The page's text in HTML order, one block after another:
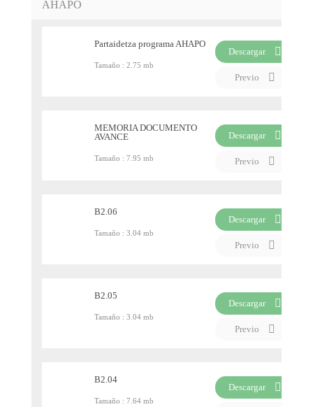
AHAPO
Partaidetza programa AHAPO
Tamaño : 2.75 mb
Descargar
Previo
MEMORIA DOCUMENTO
AVANCE
Tamaño : 7.95 mb
Descargar
Previo
B2.06
Tamaño : 3.04 mb
Descargar
Previo
B2.05
Tamaño : 3.04 mb
Descargar
Previo
B2.04
Tamaño : 7.64 mb
Descargar